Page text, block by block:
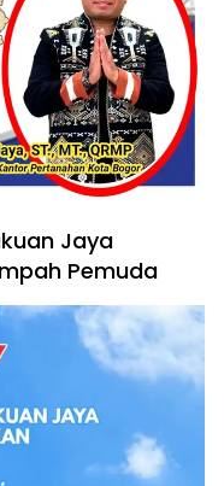
Jaya
Pemuda